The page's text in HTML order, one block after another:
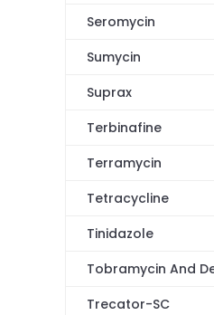
Seromycin
Sumycin
Suprax
Terbinafine
Terramycin
Tetracycline
Tinidazole
Tobramycin And
Trecator-SC